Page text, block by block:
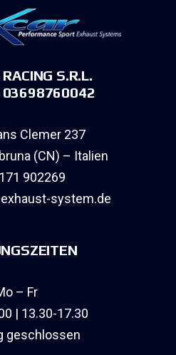
S.R.L.
Clemer 237
(CN) – Italien
902269
system.de
– Fr
| 13.30-17.30
geschlossen